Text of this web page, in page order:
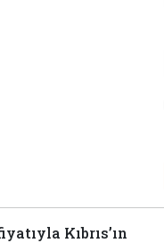
Kıbrıs’ın